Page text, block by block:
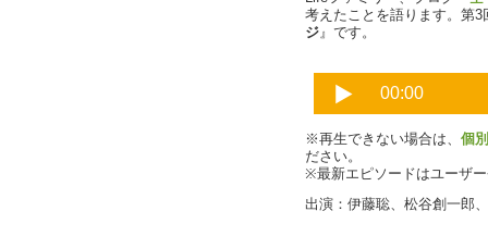
考えたことを語ります。第
ジ』です。
※再生できない場合は、 個
ださい。
※最新エピソードはユーザ
出演：伊藤聡、松谷創一郎